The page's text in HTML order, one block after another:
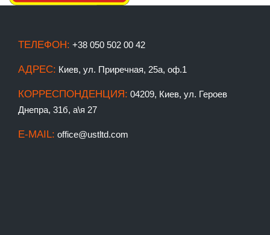
ТЕЛЕФОН: +38 050 502 00 42
АДРЕС: Киев, ул. Приречная, 25а, оф.1
КОРРЕСПОНДЕНЦИЯ: 04209, Киев, ул. Героев
Днепра, 31б, а\я 27
E-MAIL: office@ustltd.com